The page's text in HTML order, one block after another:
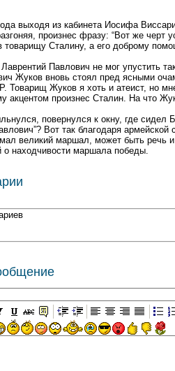
выходя из кабинета Иосифа
произнес фразу: “Вот же
товарищу Сталину, а его доброму
Лаврентий Павлович не мог упустить
Жуков вновь стоял пред ясными
Товарищ Жуков я хоть и атеист, но
акцентом произнес Сталин. На что
повернулся к окну, где
Вот так благодаря
великий маршал, может быть речь
о находчивости маршала победы.